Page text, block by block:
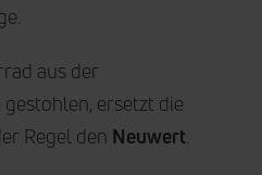
aus der
ersetzt die
Regel den Neuwert.